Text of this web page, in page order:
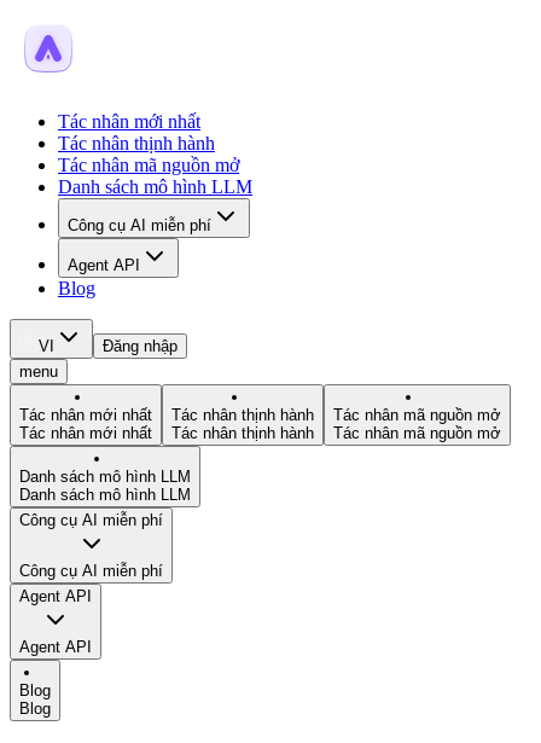
Tác nhân mới nhất
Tác nhân thịnh hành
Tác nhân mã nguồn mở
Danh sách mô hình LLM
Công cụ AI miễn phí
Agent API
Blog
VI
Đăng nhập
menu
Tác nhân mới nhất
Tác nhân mới nhất
Tác nhân thịnh hành
Tác nhân thịnh hành
Tác nhân mã nguồn mở
Tác nhân mã nguồn mở
Danh sách mô hình LLM
Danh sách mô hình LLM
Công cụ AI miễn phí
Công cụ AI miễn phí
Agent API
Agent API
Blog
Blog